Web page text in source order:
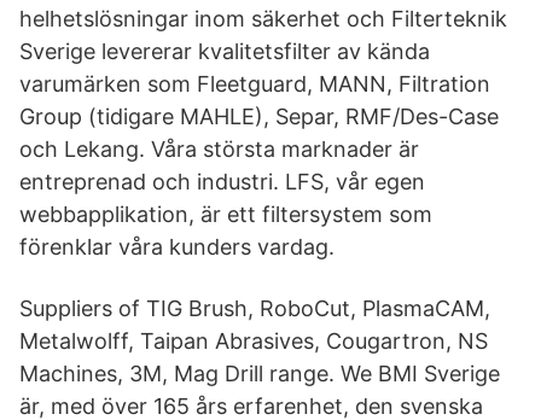
helhetslösningar inom säkerhet och Filterteknik
Sverige levererar kvalitetsfilter av kända
varumärken som Fleetguard, MANN, Filtration
Group (tidigare MAHLE), Separ, RMF/Des-Case
och Lekang. Våra största marknader är
entreprenad och industri. LFS, vår egen
webbapplikation, är ett filtersystem som
förenklar våra kunders vardag.
Suppliers of TIG Brush, RoboCut, PlasmaCAM,
Metalwolff, Taipan Abrasives, Cougartron, NS
Machines, 3M, Mag Drill range. We BMI Sverige
är, med över 165 års erfarenhet, den svenska